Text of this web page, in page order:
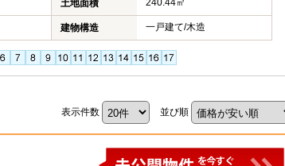
土地面積 240.44㎡
建物構造 一戸建て/木造
表示件数 並び順